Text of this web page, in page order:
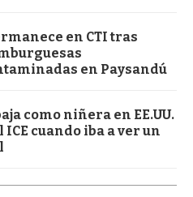
en CTI tras
en Paysandú
como niñera en EE.UU.
cuando iba a ver un